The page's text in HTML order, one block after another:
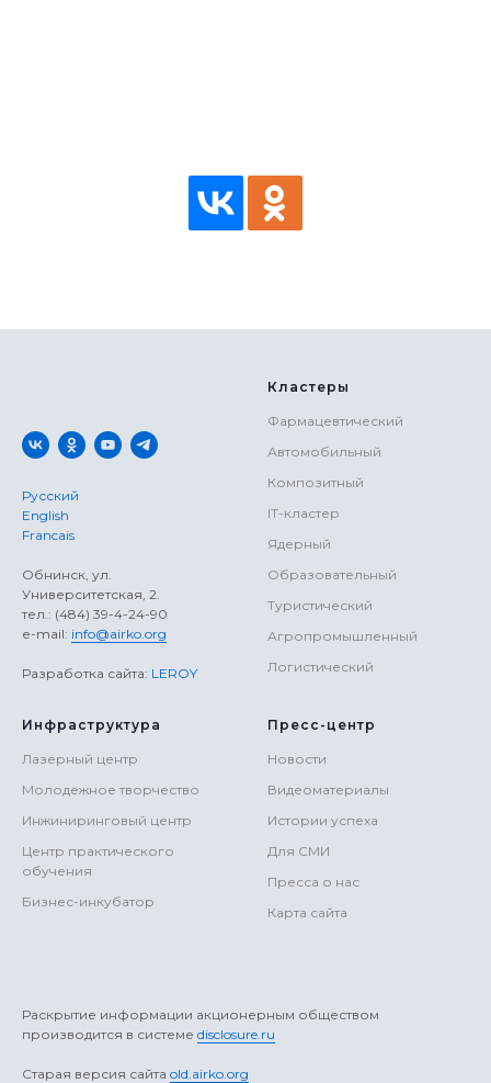
Русский
English
Francais
Обнинск, ул.
Университетская, 2.
тел.: (484) 39-4-24-90
е-mail: info@airko.org
Разработка сайта: LEROY
Кластеры
Фармацевтический
Автомобильный
Композитный
IT-кластер
Ядерный
Образовательный
Туристический
Агропромышленный
Логистический
Инфраструктура
Лазерный центр
Молодежное творчество
Инжиниринговый центр
Центр практического
обучения
Бизнес-инкубатор
Пресс-центр
Новости
Видеоматериалы
Истории успеха
Для СМИ
Пресса о нас
Карта сайта
Раскрытие информации акционерным обществом
производится в системе disclosure.ru
Старая версия сайта old.airko.org